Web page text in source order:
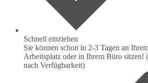
Schnell einziehen
Sie können schon in 2-3 Tagen an
Arbeitsplatz oder in Ihrem Büro sitzen!
nach Verfügbarkeit)